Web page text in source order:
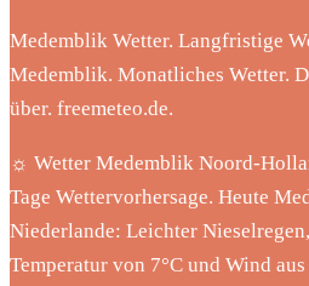
Medemblik Wetter. Langfristige
Medemblik. Monatliches Wetter.
über. freemeteo.de.
☼ Wetter Medemblik Noord-
Tage Wettervorhersage. Heute
Niederlande: Leichter
Temperatur von 7°C und Wind